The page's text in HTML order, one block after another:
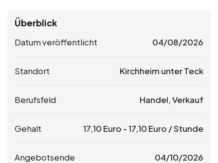
Überblick
Datum veröffentlicht 04/08/2026
Standort Kirchheim unter Teck
Berufsfeld Handel, Verkauf
Gehalt 17,10 Euro -17,10 Euro / Stunde
Angebotsende 04/10/2026